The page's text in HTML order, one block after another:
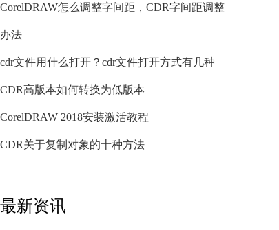
CorelDRAW怎么调整字间距，CDR字间距调整
办法
cdr文件用什么打开？cdr文件打开方式有几种
CDR高版本如何转换为低版本
CorelDRAW 2018安装激活教程
CDR关于复制对象的十种方法
最新资讯